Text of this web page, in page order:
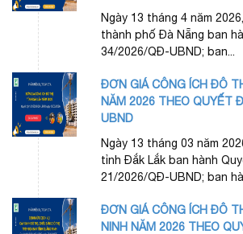
Ngày 13 tháng 4 năm
thành phố Đà Nẵng ban
34/2026/QĐ-UBND; ban...
ĐƠN GIÁ CÔNG ÍCH ĐÔ
NĂM 2026 THEO QUYẾT
UBND
Ngày 13 tháng 03 năm
tỉnh Đắk Lắk ban hành
21/2026/QĐ-UBND; ban
ĐƠN GIÁ CÔNG ÍCH ĐÔ
NINH NĂM 2026 THEO